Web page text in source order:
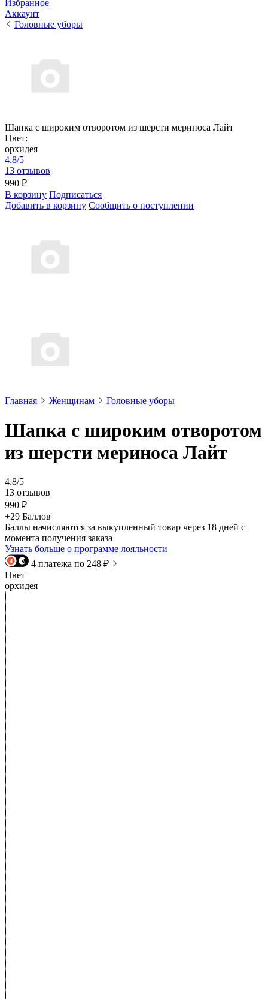
Избранное
Аккаунт
Головные уборы
Шапка с широким отворотом из шерсти мериноса Лайт
Цвет:
орхидея
4.8/5
13 отзывов
990 ₽
В корзину Подписаться
Добавить в корзину Сообщить о поступлении
Главная Женщинам Головные уборы
Шапка с широким отворотом
из шерсти мериноса Лайт
4.8/5
13 отзывов
990 ₽
+29 Баллов
Баллы начисляются за выкупленный товар через 18 дней с
момента получения заказа
Узнать больше о программе лояльности
4 платежа по 248 ₽
Цвет
орхидея